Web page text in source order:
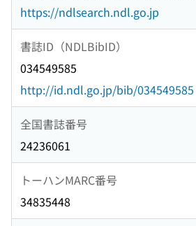
https://ndlsearch.ndl.go.jp
書誌ID（NDLBibID）
034549585
http://id.ndl.go.jp/bib/034549585
全国書誌番号
24236061
トーハンMARC番号
34835448